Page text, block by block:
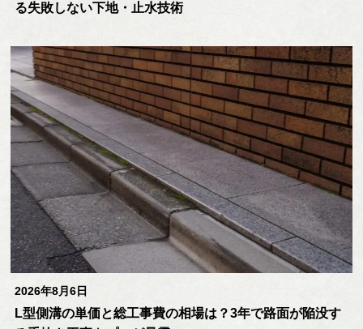
る失敗しない下地・止水技術
2026年8月6日
L型側溝の単価と総工事費の相場は？3年で路面が陥没す